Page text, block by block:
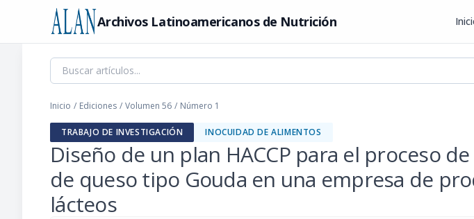
Archivos Latinoamericanos de Nutrición
Inicio / Ediciones / Volumen 56 / Número 1
TRABAJO DE INVESTIGACIÓN INOCUIDAD DE ALIMENTOS
Diseño de un plan HACCP para el proceso
de queso tipo Gouda en una empresa de
lácteos